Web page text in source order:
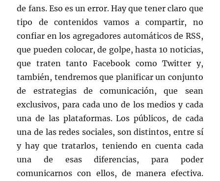
de fans. Eso es un error. Hay que tener claro que
tipo de contenidos vamos a compartir, no
confiar en los agregadores automáticos de RSS,
que pueden colocar, de golpe, hasta 10 noticias,
que traten tanto Facebook como Twitter y,
también, tendremos que planificar un conjunto
de estrategias de comunicación, que sean
exclusivos, para cada uno de los medios y cada
una de las plataformas. Los públicos, de cada
una de las redes sociales, son distintos, entre sí
y hay que tratarlos, teniendo en cuenta cada
una de esas diferencias, para poder
comunicarnos con ellos, de manera efectiva.